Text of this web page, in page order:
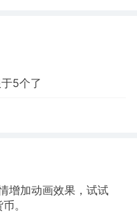
5个了
增加动画效果，试试
。